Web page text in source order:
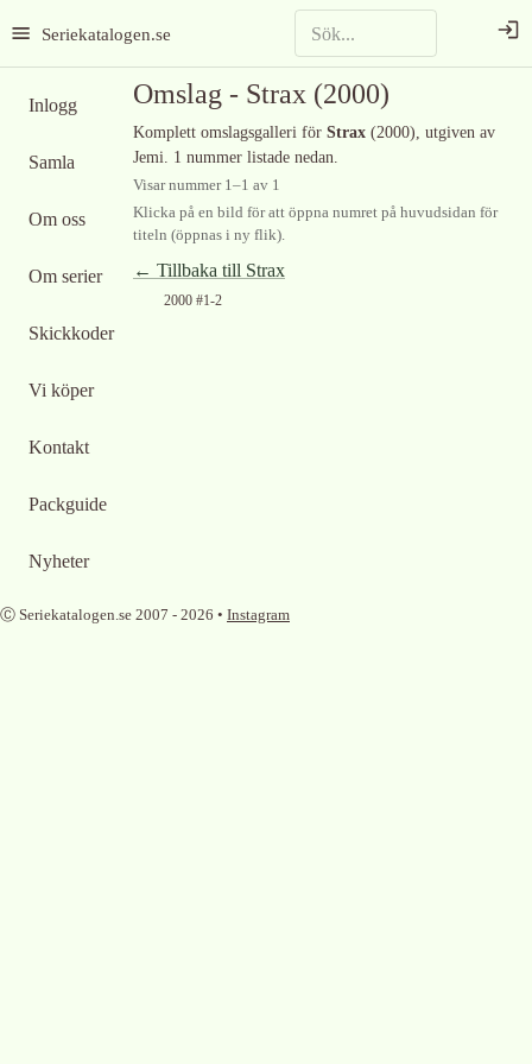
Seriekatalogen.se
Inlogg
Samla
Om oss
Om serier
Skickkoder
Vi köper
Kontakt
Packguide
Nyheter
Omslag - Strax (2000)
Komplett omslagsgalleri för Strax (2000), utgiven av
Jemi. 1 nummer listade nedan.
Visar nummer 1–1 av 1
Klicka på en bild för att öppna numret på huvudsidan för
titeln (öppnas i ny flik).
← Tillbaka till Strax
2000 #1-2
Ⓒ Seriekatalogen.se 2007 - 2026 • Instagram